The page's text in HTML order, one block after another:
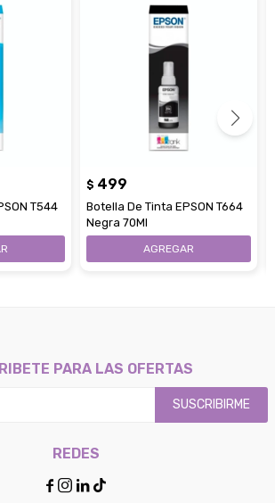
T544
$ 499
Botella De Tinta EPSON T664
Negra 70Ml
PARA LAS OFERTAS
SUSCRIBIRME
REDES
   